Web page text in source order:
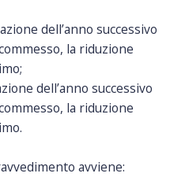
dell’anno successivo
la riduzione
dell’anno successivo
la riduzione
avviene: